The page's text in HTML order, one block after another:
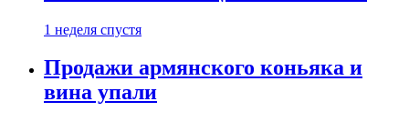
1 неделя спустя
Продажи армянского коньяка и
вина упали